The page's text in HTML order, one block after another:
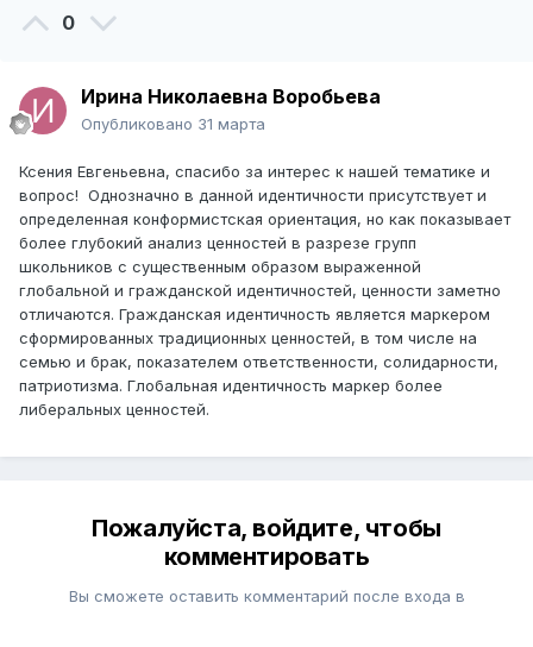
0
Ирина Николаевна Воробьева
Опубликовано 31 марта
Ксения Евгеньевна, спасибо за интерес к нашей тематике и
вопрос! Однозначно в данной идентичности присутствует и
определенная конформистская ориентация, но как показывает
более глубокий анализ ценностей в разрезе групп
школьников с существенным образом выраженной
глобальной и гражданской идентичностей, ценности заметно
отличаются. Гражданская идентичность является маркером
сформированных традиционных ценностей, в том числе на
семью и брак, показателем ответственности, солидарности,
патриотизма. Глобальная идентичность маркер более
либеральных ценностей.
Пожалуйста, войдите, чтобы
комментировать
Вы сможете оставить комментарий после входа в